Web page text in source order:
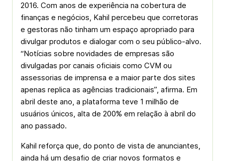
2016. Com anos de experiência na cobertura de
finanças e negócios, Kahil percebeu que corretoras
e gestoras não tinham um espaço apropriado para
divulgar produtos e dialogar com o seu público-alvo.
“Notícias sobre novidades de empresas são
divulgadas por canais oficiais como CVM ou
assessorias de imprensa e a maior parte dos sites
apenas replica as agências tradicionais”, afirma. Em
abril deste ano, a plataforma teve 1 milhão de
usuários únicos, alta de 200% em relação à abril do
ano passado.
Kahil reforça que, do ponto de vista de anunciantes,
ainda há um desafio de criar novos formatos e